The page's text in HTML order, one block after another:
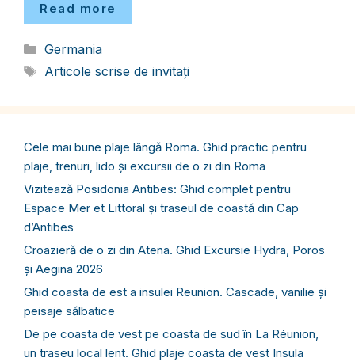
Read more
Categorii
Germania
Etichete
Articole scrise de invitați
Cele mai bune plaje lângă Roma. Ghid practic pentru
plaje, trenuri, lido și excursii de o zi din Roma
Vizitează Posidonia Antibes: Ghid complet pentru
Espace Mer et Littoral și traseul de coastă din Cap
d’Antibes
Croazieră de o zi din Atena. Ghid Excursie Hydra, Poros
și Aegina 2026
Ghid coasta de est a insulei Reunion. Cascade, vanilie și
peisaje sălbatice
De pe coasta de vest pe coasta de sud în La Réunion,
un traseu local lent. Ghid plaje coasta de vest Insula